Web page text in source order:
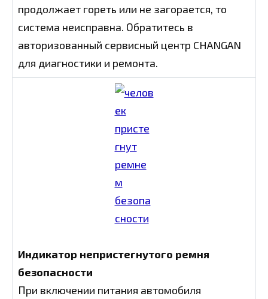
продолжает гореть или не загорается, то
система неисправна. Обратитесь в
авторизованный сервисный центр CHANGAN
для диагностики и ремонта.
Индикатор непристегнутого ремня
безопасности
При включении питания автомобиля